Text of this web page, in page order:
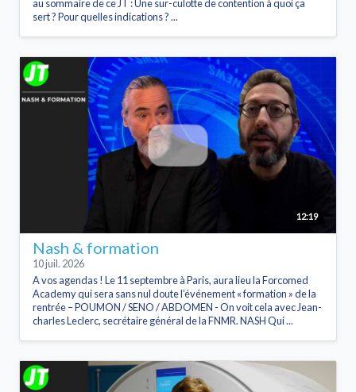
au sommaire de ce JT : Une sur-culotte de contention à quoi ça
sert ? Pour quelles indications ? ...
12:19
Nash & formation
10 juil. 2026
A vos agendas ! Le 11 septembre à Paris, aura lieu la Forcomed
Academy qui sera sans nul doute l’événement « formation » de la
rentrée – POUMON / SENO / ABDOMEN - On voit cela avec Jean-
charles Leclerc, secrétaire général de la FNMR. NASH Qui ...